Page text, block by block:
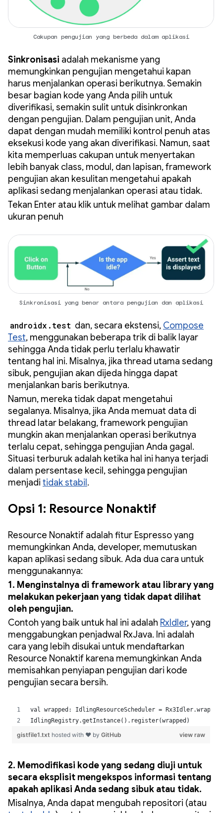
Cakupan pengujian yang berbeda dalam aplikasi
Sinkronisasi adalah mekanisme yang
memungkinkan pengujian mengetahui kapan
harus menjalankan operasi berikutnya. Semakin
besar bagian kode yang Anda pilih untuk
diverifikasi, semakin sulit untuk disinkronkan
dengan pengujian. Dalam pengujian unit, Anda
dapat dengan mudah memiliki kontrol penuh atas
eksekusi kode yang akan diverifikasi. Namun, saat
kita memperluas cakupan untuk menyertakan
lebih banyak class, modul, dan lapisan, framework
pengujian akan kesulitan mengetahui apakah
aplikasi sedang menjalankan operasi atau tidak.
Tekan Enter atau klik untuk melihat gambar dalam
ukuran penuh
Sinkronisasi yang benar antara pengujian dan aplikasi
androidx.test dan, secara ekstensi, Compose
Test, menggunakan beberapa trik di balik layar
sehingga Anda tidak perlu terlalu khawatir
tentang hal ini. Misalnya, jika thread utama sedang
sibuk, pengujian akan dijeda hingga dapat
menjalankan baris berikutnya.
Namun, mereka tidak dapat mengetahui
segalanya. Misalnya, jika Anda memuat data di
thread latar belakang, framework pengujian
mungkin akan menjalankan operasi berikutnya
terlalu cepat, sehingga pengujian Anda gagal.
Situasi terburuk adalah ketika hal ini hanya terjadi
dalam persentase kecil, sehingga pengujian
menjadi tidak stabil .
Opsi 1: Resource Nonaktif
Resource Nonaktif adalah fitur Espresso yang
memungkinkan Anda, developer, memutuskan
kapan aplikasi sedang sibuk. Ada dua cara untuk
menggunakannya:
1. Menginstalnya di framework atau library yang
melakukan pekerjaan yang tidak dapat dilihat
oleh pengujian.
Contoh yang baik untuk hal ini adalah RxIdler, yang
menggabungkan penjadwal RxJava. Ini adalah
cara yang lebih disukai untuk mendaftarkan
Resource Nonaktif karena memungkinkan Anda
memisahkan penyiapan pengujian dari kode
pengujian secara bersih.
2. Memodifikasi kode yang sedang diuji untuk
secara eksplisit mengekspos informasi tentang
apakah aplikasi Anda sedang sibuk atau tidak.
Misalnya, Anda dapat mengubah repositori (atau